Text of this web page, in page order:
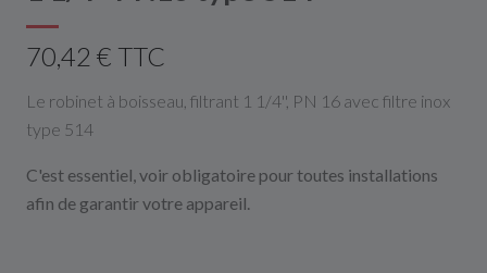
70,42 € TTC
Le robinet à boisseau, filtrant 1 1/4'', PN 16 avec filtre inox
type 514
C'est essentiel, voir obligatoire pour toutes installations
afin de garantir votre appareil.